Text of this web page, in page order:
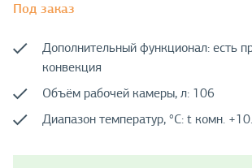
Под заказ
Дополнительный функционал: есть
конвекция
Объём рабочей камеры, л: 106
Диапазон температур, °C: t комн.